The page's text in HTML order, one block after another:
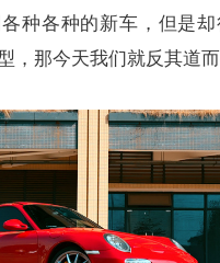
种各种的新车，但是却
，那今天我们就反其道而